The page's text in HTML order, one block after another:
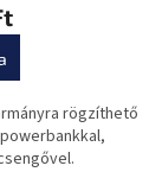
rögzíthető